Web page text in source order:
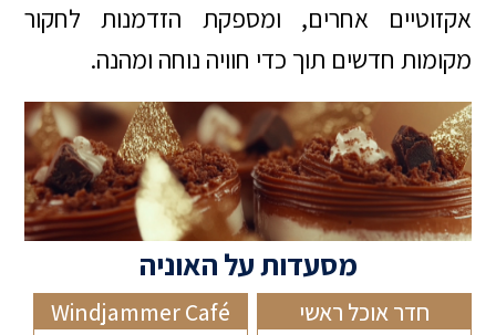
אקזוטיים אחרים, ומספקת הזדמנות לחקור
מקומות חדשים תוך כדי חוויה נוחה ומהנה.
מסעדות על האוניה
חדר אוכל ראשי Windjammer Café